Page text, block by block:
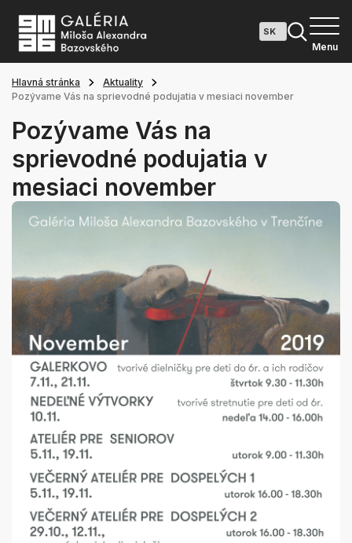
Menu
Hlavná stránka
Aktuality
Pozývame Vás na sprievodné podujatia v mesiaci november
Pozývame Vás na
sprievodné podujatia v
mesiaci november